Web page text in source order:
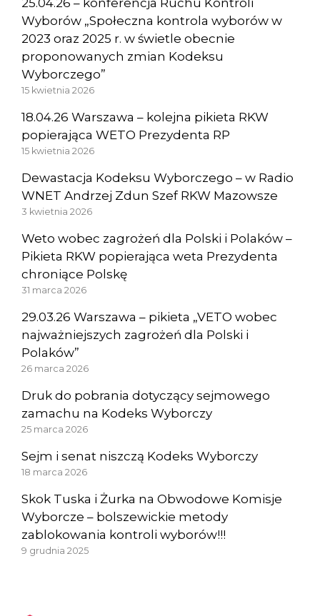
25.04.26 – konferencja Ruchu Kontroli
Wyborów „Społeczna kontrola wyborów w
2023 oraz 2025 r. w świetle obecnie
proponowanych zmian Kodeksu
Wyborczego”
15 kwietnia 2026
18.04.26 Warszawa – kolejna pikieta RKW
popierająca WETO Prezydenta RP
15 kwietnia 2026
Dewastacja Kodeksu Wyborczego – w Radio
WNET Andrzej Zdun Szef RKW Mazowsze
3 kwietnia 2026
Weto wobec zagrożeń dla Polski i Polaków –
Pikieta RKW popierająca weta Prezydenta
chroniące Polskę
31 marca 2026
29.03.26 Warszawa – pikieta „VETO wobec
najważniejszych zagrożeń dla Polski i
Polaków”
26 marca 2026
Druk do pobrania dotyczący sejmowego
zamachu na Kodeks Wyborczy
25 marca 2026
Sejm i senat niszczą Kodeks Wyborczy
18 marca 2026
Skok Tuska i Żurka na Obwodowe Komisje
Wyborcze – bolszewickie metody
zablokowania kontroli wyborów!!!
9 grudnia 2025